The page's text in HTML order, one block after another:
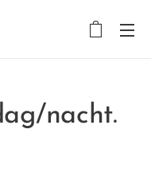
nacht.